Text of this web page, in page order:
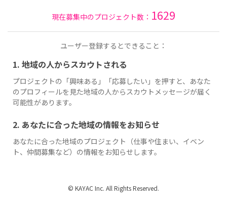
現在募集中のプロジェクト数： 1629
ユーザー登録するとできること：
1. 地域の人からスカウトされる
プロジェクトの「興味ある」「応募したい」を押すと、あなた
のプロフィールを見た地域の人からスカウトメッセージが届く
可能性があります。
2. あなたに合った地域の情報をお知らせ
あなたに合った地域のプロジェクト（仕事や住まい、イベン
ト、仲間募集など）の情報をお知らせします。
© KAYAC Inc. All Rights Reserved.